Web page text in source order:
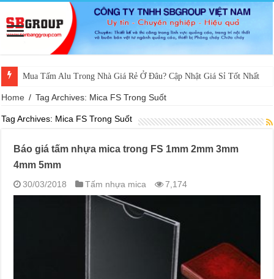
Mua Tấm Alu Trong Nhà Giá Rẻ Ở Đâu? Cập Nhật Giá Sỉ Tốt Nhất
Home / Tag Archives: Mica FS Trong Suốt
Tag Archives: Mica FS Trong Suốt
Báo giá tấm nhựa mica trong FS 1mm 2mm 3mm
4mm 5mm
30/03/2018 Tấm nhựa mica 7,174